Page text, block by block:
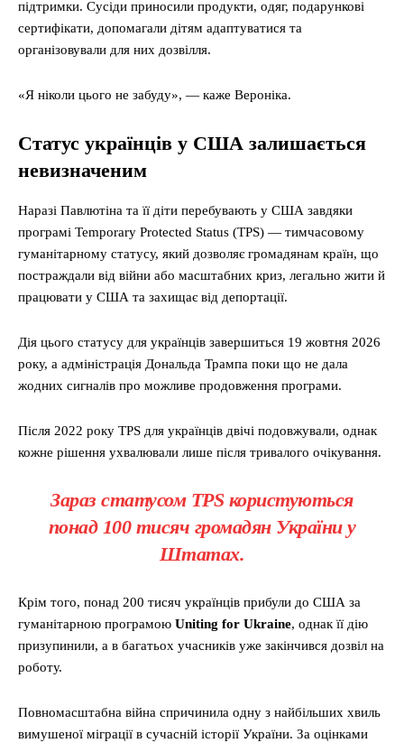
підтримки. Сусіди приносили продукти, одяг, подарункові
сертифікати, допомагали дітям адаптуватися та
організовували для них дозвілля.
«Я ніколи цього не забуду», — каже Вероніка.
Статус українців у США залишається
невизначеним
Наразі Павлютіна та її діти перебувають у США завдяки
програмі Temporary Protected Status (TPS) — тимчасовому
гуманітарному статусу, який дозволяє громадянам країн, що
постраждали від війни або масштабних криз, легально жити й
працювати у США та захищає від депортації.
Дія цього статусу для українців завершиться 19 жовтня 2026
року, а адміністрація Дональда Трампа поки що не дала
жодних сигналів про можливе продовження програми.
Після 2022 року TPS для українців двічі подовжували, однак
кожне рішення ухвалювали лише після тривалого очікування.
Зараз статусом TPS користуються
понад 100 тисяч громадян України у
Штатах.
Крім того, понад 200 тисяч українців прибули до США за
гуманітарною програмою Uniting for Ukraine, однак її дію
призупинили, а в багатьох учасників уже закінчився дозвіл на
роботу.
Повномасштабна війна спричинила одну з найбільших хвиль
вимушеної міграції в сучасній історії України. За оцінками